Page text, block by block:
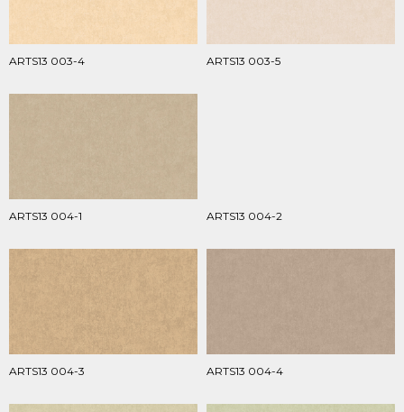
ARTS13 003-4 ARTS13 003-5
ARTS13 004-1 ARTS13 004-2
ARTS13 004-3 ARTS13 004-4